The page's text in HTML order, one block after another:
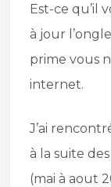
Est-ce qu’il
à jour
prime vous
internet.
J’ai
à la suite
(mai à aout